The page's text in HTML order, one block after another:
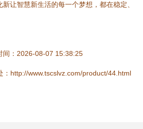
让智慧新生活的每一个梦想，都在稳定、
间：2026-08-07 15:38:25
：http://www.tscslvz.com/product/44.html